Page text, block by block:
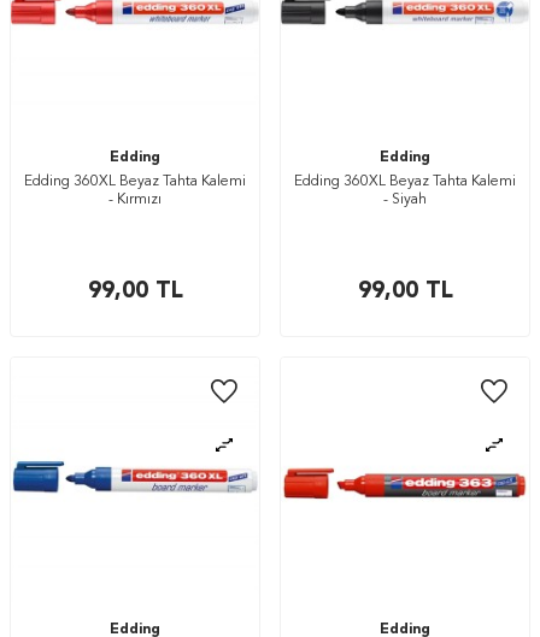
Edding
Edding 360XL Beyaz Tahta Kalemi
- Kırmızı
99,00TL
Edding
Edding 360XL Beyaz Tahta Kalemi
- Siyah
99,00TL
Edding
Edding